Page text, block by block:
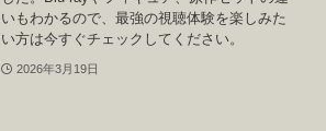
いもわかるので、最強の視聴体験を楽しみた
い方は今すぐチェックしてください。
2026年3月19日